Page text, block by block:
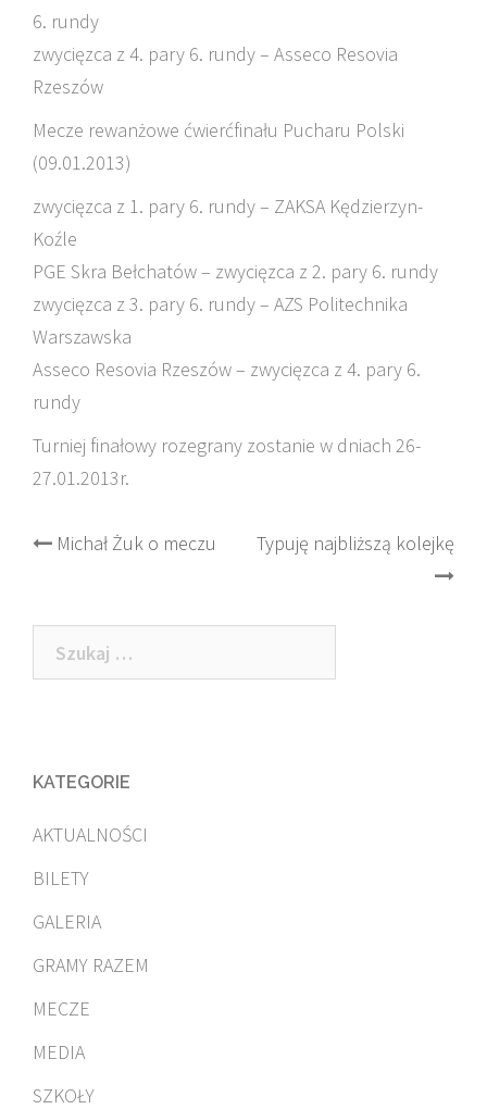
6. rundy
zwycięzca z 4. pary 6. rundy – Asseco Resovia
Rzeszów
Mecze rewanżowe ćwierćfinału Pucharu Polski
(09.01.2013)
zwycięzca z 1. pary 6. rundy – ZAKSA Kędzierzyn-
Koźle
PGE Skra Bełchatów – zwycięzca z 2. pary 6. rundy
zwycięzca z 3. pary 6. rundy – AZS Politechnika
Warszawska
Asseco Resovia Rzeszów – zwycięzca z 4. pary 6.
rundy
Turniej finałowy rozegrany zostanie w dniach 26-
27.01.2013r.
Post
Michał Żuk o meczu Typuję najbliższą kolejkę
Szukaj:
KATEGORIE
AKTUALNOŚCI
BILETY
GALERIA
GRAMY RAZEM
MECZE
MEDIA
SZKOŁY